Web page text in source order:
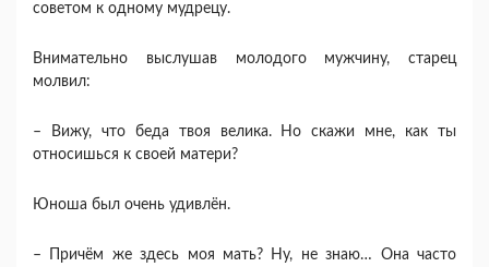
советом к одному мудрецу.
Внимательно выслушав молодого мужчину, старец
молвил:
– Вижу, что беда твоя велика. Но скажи мне, как ты
относишься к своей матери?
Юноша был очень удивлён.
– Причём же здесь моя мать? Ну, не знаю… Она часто